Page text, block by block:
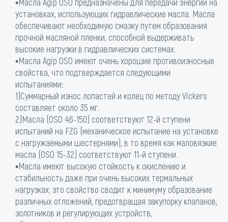
установках, использующих гидравлические масла. Масла
обеспечивают необходимую смазку путем образования
прочной масляной пленки, способной выдерживать
высокие нагрузки в гидравлических системах.
▪Масла Agip OSO имеют очень хорошие противоизносные
свойства, что подтверждается следующими
испытаниями:
1)Суммарный износ лопастей и колец по методу Vickers
составляет около 35 мг.
2)Масла (OSO 46-150) соответствуют 12-й ступени
испытаний на FZG (механическое испытание на установке
с нагружаемыми шестернями), в то время как маловязкие
масла (OSO 15-32) соответствуют 11-й ступени.
▪Масла имеют высокую стойкость к окислению и
стабильность даже при очень высоких термальных
нагрузках; это свойство сводит к минимуму образование
различных отложений, предотвращая закупорку клапанов,
золотников и регулирующих устройств,